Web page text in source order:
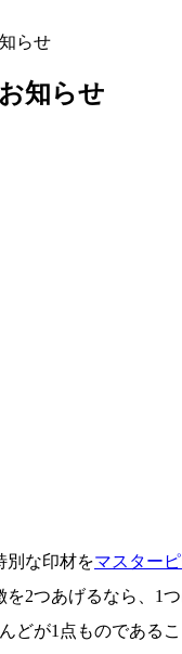
らせ
知らせ
別な印材をマスター
2つあげるなら、1
どが1点ものであるこ